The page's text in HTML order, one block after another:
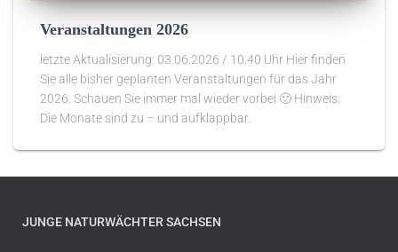
Veranstaltungen 2026
letzte Aktualisierung: 03.06.2026 / 10.40 Uhr Hier finden
Sie alle bisher geplanten Veranstaltungen für das Jahr
2026. Schauen Sie immer mal wieder vorbei 🙂 Hinweis:
Die Monate sind zu – und aufklappbar.
JUNGE NATURWÄCHTER SACHSEN